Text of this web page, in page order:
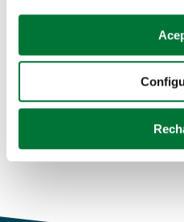
Si lo permite, también
Recopilar información
Identificar su dispositivo
para buscar
Obtenga más información
Coches de segunda mano
Coches de km0